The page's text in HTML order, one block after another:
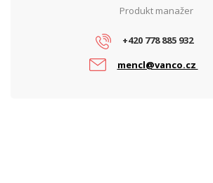
Produkt manažer
+420 778 885 932
mencl@vanco.cz